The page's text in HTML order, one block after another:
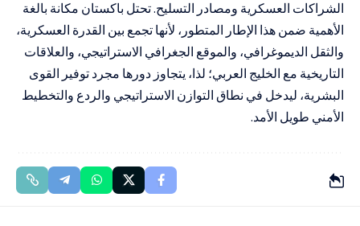
الشراكات العسكرية ومصادر التسليح. تحتل باكستان مكانة بالغة
الأهمية ضمن هذا الإطار المتطور، لأنها تجمع بين القدرة العسكرية،
والثقل الديموغرافي، والموقع الجغرافي الاستراتيجي، والعلاقات
التاريخية مع الخليج العربي؛ لذا، يتجاوز دورها مجرد توفير القوى
البشرية، ليدخل في نطاق التوازن الاستراتيجي والردع والتخطيط
الأمني طويل الأمد.